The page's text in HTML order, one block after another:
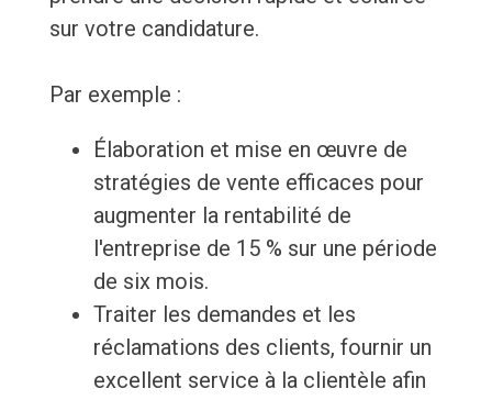
sur votre candidature.
Par exemple :
Élaboration et mise en œuvre de
stratégies de vente efficaces pour
augmenter la rentabilité de
l'entreprise de 15 % sur une période
de six mois.
Traiter les demandes et les
réclamations des clients, fournir un
excellent service à la clientèle afin